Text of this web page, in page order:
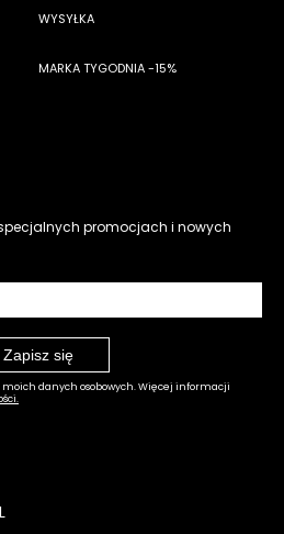
WYSYŁKA
MARKA TYGODNIA -15%
promocjach i nowych
danych osobowych. Więcej informacji